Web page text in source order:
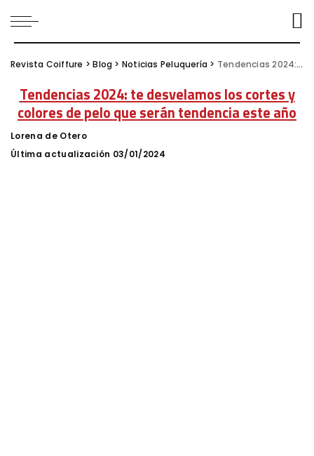
Revista Coiffure >Blog > Noticias Peluquería > Tendencias 2024: te desvelamos los cortes y colores de pelo que serán tendencia este año
Tendencias 2024: te desvelamos los cortes y
colores de pelo que serán tendencia este año
Posted
by
Lorena de Otero
Última actualización 03/01/2024